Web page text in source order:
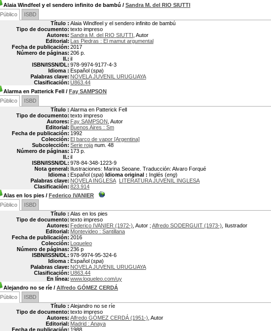
Alaia Windfeel y el sendero infinito de bambú / Sandra M. del RIO SIUTTI
Público
ISBD
Título : Alaia Windfeel y el sendero infinito de bambú
Tipo de documento: texto impreso
Autores: Sandra M. del RIO SIUTTI , Autor
Editorial: Las Piedras : El mamut argumental
Fecha de publicación: 2017
Número de páginas: 206 p.
Il.: il
ISBN/ISSN/DL: 978-9974-9177-4-3
Idioma : Español (spa)
Palabras clave: NOVELA JUVENIL URUGUAYA
Clasificación: U863.44
Alarma en Patterick Fell / Fay SAMPSON
Público
ISBD
Título : Alarma en Patterick Fell
Tipo de documento: texto impreso
Autores: Fay SAMPSON , Autor
Editorial: Buenos Aires : Sm
Fecha de publicación: 1992
Colección: El barco de vapor [Argentina]
Subcolección: Serie roja num. 48
Número de páginas: 173 p.
Il.: il
ISBN/ISSN/DL: 978-84-348-1223-9
Nota general: Ilustraciones: Marina Seoane. Traducción: Alvaro Forqué
Idioma : Español (spa) Idioma original : Inglés (eng)
Palabras clave: NOVELA INGLESA LITERATURA JUVENIL INGLESA
Clasificación: 823.914
Alas en los pies / Federico IVANIER
Público
ISBD
Título : Alas en los pies
Tipo de documento: texto impreso
Autores: Federico IVANIER (1972-) , Autor ; Alfredo SODERGUIT (1973-) , Ilustrador
Editorial: Montevideo : Santillana
Fecha de publicación: 2016
Colección: Loqueleo
Número de páginas: 236 p
ISBN/ISSN/DL: 978-9974-95-324-6
Idioma : Español (spa)
Palabras clave: NOVELA JUVENIL URUGUAYA
Clasificación: U863.44
En línea: www.loqueleo.com/uy
Alejandro no se ríe / Alfredo GÓMEZ CERDÁ
Público
ISBD
Título : Alejandro no se ríe
Tipo de documento: texto impreso
Autores: Alfredo GÓMEZ CERDÁ (1951-) , Autor
Editorial: Madrid : Anaya
Fecha de publicación: 1988